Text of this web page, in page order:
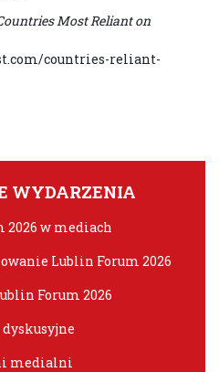
Most Reliant on
countries-reliant-
WYDARZENIA
2026 w mediach
Lublin Forum 2026
Forum 2026
medialni